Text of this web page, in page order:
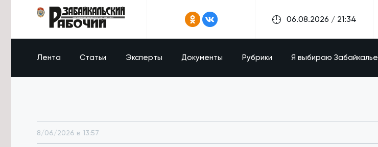
06.08.2026 / 21:34
Лента Статьи Эксперты Документы Рубрики Я выбираю Забайкалье
8/06/2026 в 13:57